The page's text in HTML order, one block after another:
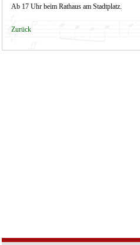
Ab 17 Uhr beim Rathaus am Stadtplatz.
Zurück